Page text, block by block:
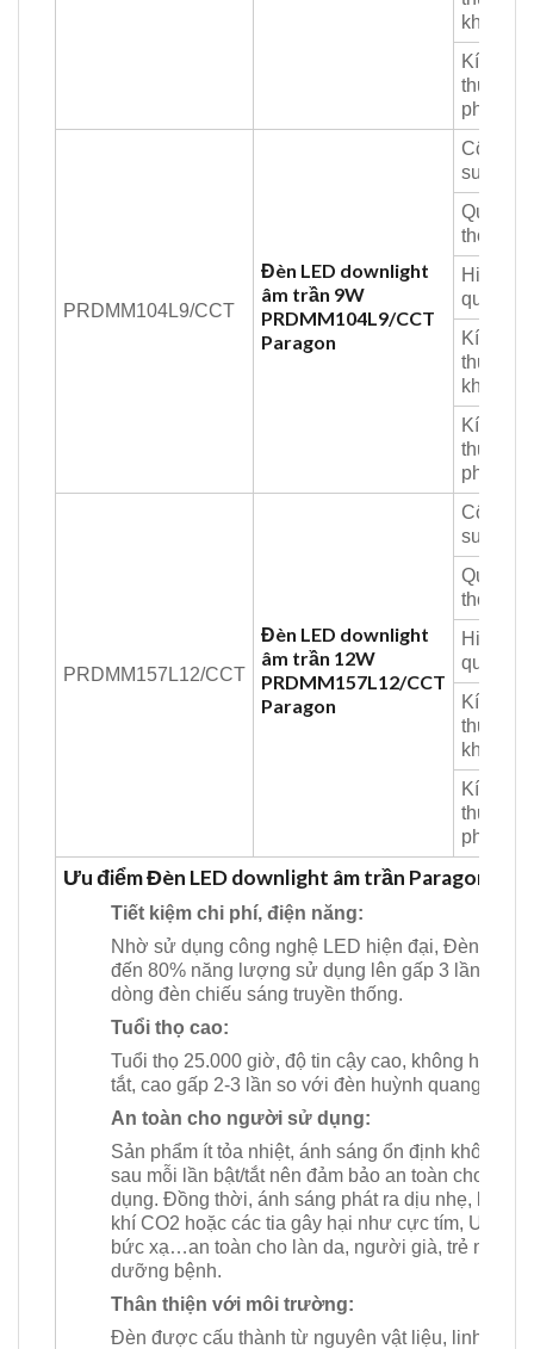
khoét lỗ:
Kích
thước
phủ bì:
PRDMM104L9/CCT
Đèn LED downlight
âm trần 9W
PRDMM104L9/CCT
Paragon
Công
suất:
Quang
thông:
Hiệu
quang:
Kích
thước
khoét lỗ:
Kích
thước
phủ bì:
PRDMM157L12/CCT
Đèn LED downlight
âm trần 12W
PRDMM157L12/CCT
Paragon
Công
suất:
Quang
thông:
Hiệu
quang:
Kích
thước
khoét lỗ:
Kích
thước
phủ bì:
Ưu điểm Đèn LED downlight âm trần Paragon
Tiết kiệm chi phí, điện năng:
Nhờ sử dụng công nghệ LED hiện đại, Đèn giúp
đến 80% năng lượng sử dụng lên gấp 3 lần so
dòng đèn chiếu sáng truyền thống.
Tuổi thọ cao:
Tuổi thọ 25.000 giờ, độ tin cậy cao, không hạn
tắt, cao gấp 2-3 lần so với đèn huỳnh quang
An toàn cho người sử dụng:
Sản phẩm ít tỏa nhiệt, ánh sáng ổn định không bị
sau mỗi lần bật/tắt nên đảm bảo an toàn cho thị
dụng. Đồng thời, ánh sáng phát ra dịu nhẹ, không
khí CO2 hoặc các tia gây hại như cực tím, UV,
bức xạ…an toàn cho làn da, người già, trẻ nhỏ,
dưỡng bệnh.
Thân thiện với môi trường:
Đèn được cấu thành từ nguyên vật liệu, linh kiện